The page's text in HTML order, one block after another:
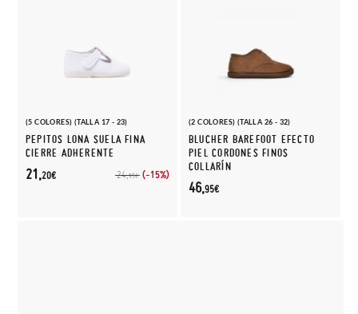
(5 COLORES) (TALLA 17 - 23)
PEPITOS LONA SUELA FINA
CIERRE ADHERENTE
24,95€ (-15%)
21,20€
(2 COLORES) (TALLA 26 - 32)
BLUCHER BAREFOOT EFECTO
PIEL CORDONES FINOS
COLLARÍN
46,95€